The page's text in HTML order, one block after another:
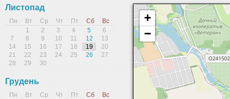
Листопад
Пн Вт Ср Чт Пт Сб
Вс
1
2 3 4 5
6
7
8 9 10 11 12
13
14
15 16 17 18 19
20
21
22 23 24 25 26
27
28
29 30
Грудень
Пн Вт Ср Чт Пт Сб
Вс
+
−